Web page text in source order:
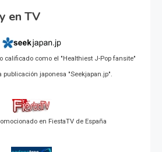
en TV
calificado como el "Healthiest J-Pop fansite"
publicación japonesa "Seekjapan.jp".
en FiestaTV de España